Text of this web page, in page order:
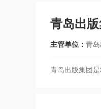
青岛出
主管单位： 青
青岛出版集团